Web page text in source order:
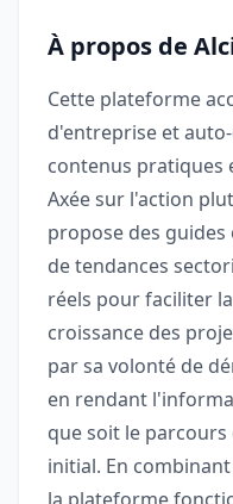
À propos de
Cette plateforme
d'entreprise et
contenus pratiques
Axée sur l'action
propose des guides
de tendances
réels pour faciliter
croissance des
par sa volonté de
en rendant
que soit le
initial. En